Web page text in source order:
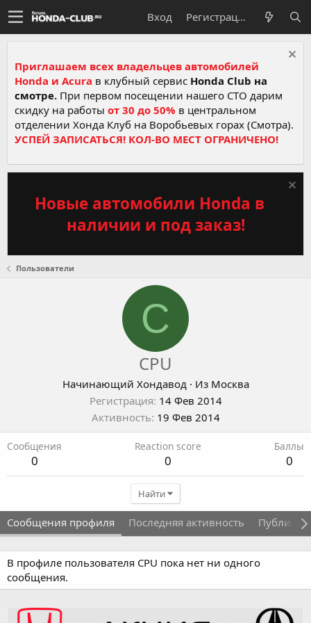
Вход Регистрация
Приглашаем всех владельцев автомобилей
Honda и Acura в клубный сервис Honda Club на
смотре. При первом посещении нашего СТО дарим
скидку на работы от 30 до 50% в центральном
отделении Хонда Клуб на Воробьевых горах (Смотра).
УСПЕЙ ЗАПИСАТЬСЯ! КОЛ-ВО МЕСТ ОГРАНИЧЕНО!
Новые автомобили Honda в
наличии и под заказ!
Пользователи
C
CPU
Начинающий Хондавод · Из Москва
Регистрация 14 Фев 2014
Активность 19 Фев 2014
Сообщения
0
Reaction score
0
Баллы
0
Найти
Сообщения профиля Последняя активность
В профиле пользователя CPU пока нет ни одного
сообщения.